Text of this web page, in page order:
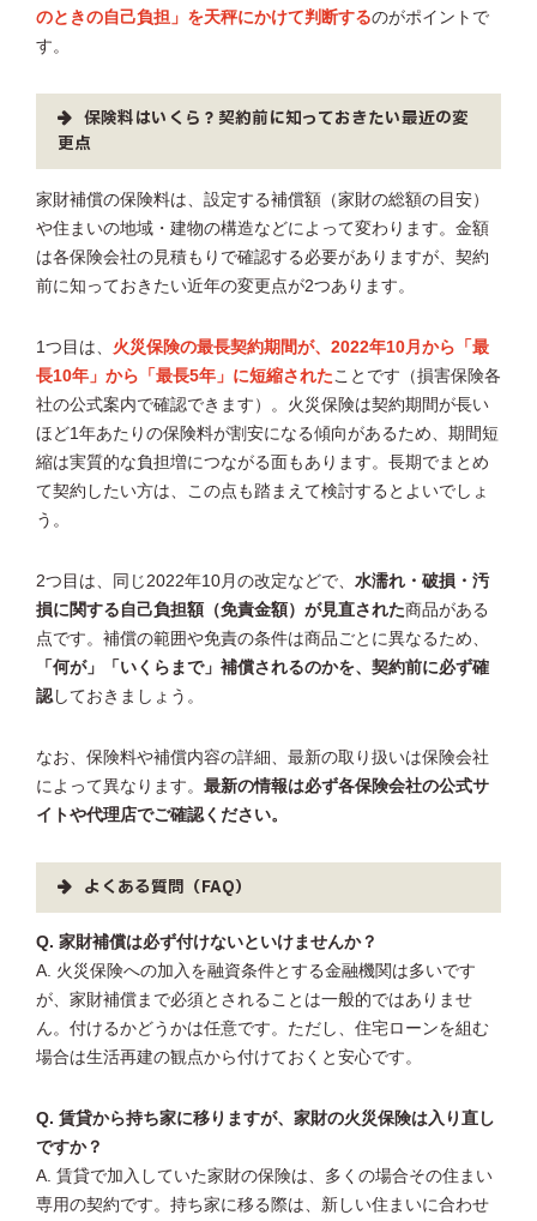
のときの自己負担」を天秤にかけて判断するのがポイントで
す。
保険料はいくら？契約前に知っておきたい最近の変
更点
家財補償の保険料は、設定する補償額（家財の総額の目安）
や住まいの地域・建物の構造などによって変わります。金額
は各保険会社の見積もりで確認する必要がありますが、契約
前に知っておきたい近年の変更点が2つあります。
1つ目は、 火災保険の最長契約期間が、2022年10月から「最
長10年」から「最長5年」に短縮された ことです（損害保険各
社の公式案内で確認できます）。火災保険は契約期間が長い
ほど1年あたりの保険料が割安になる傾向があるため、期間短
縮は実質的な負担増につながる面もあります。長期でまとめ
て契約したい方は、この点も踏まえて検討するとよいでしょ
う。
2つ目は、同じ2022年10月の改定などで、 水濡れ・破損・汚
損に関する自己負担額（免責金額）が見直された商品がある
点です。補償の範囲や免責の条件は商品ごとに異なるため、
「何が」「いくらまで」補償されるのかを、契約前に必ず確
認 しておきましょう。
なお、保険料や補償内容の詳細、最新の取り扱いは保険会社
によって異なります。 最新の情報は必ず各保険会社の公式サ
イトや代理店でご確認ください。
よくある質問（FAQ）
Q. 家財補償は必ず付けないといけませんか？
A. 火災保険への加入を融資条件とする金融機関は多いです
が、家財補償まで必須とされることは一般的ではありませ
ん。付けるかどうかは任意です。ただし、住宅ローンを組む
場合は生活再建の観点から付けておくと安心です。
Q. 賃貸から持ち家に移りますが、家財の火災保険は入り直し
ですか？
A. 賃貸で加入していた家財の保険は、多くの場合その住まい
専用の契約です。持ち家に移る際は、新しい住まいに合わせ